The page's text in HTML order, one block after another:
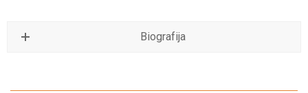
Biografija